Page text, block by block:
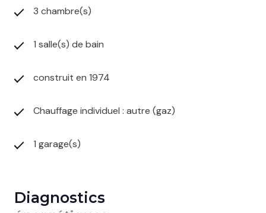
3 chambre(s)
1 salle(s) de bain
construit en 1974
Chauffage individuel : autre (gaz)
1 garage(s)
Diagnostics